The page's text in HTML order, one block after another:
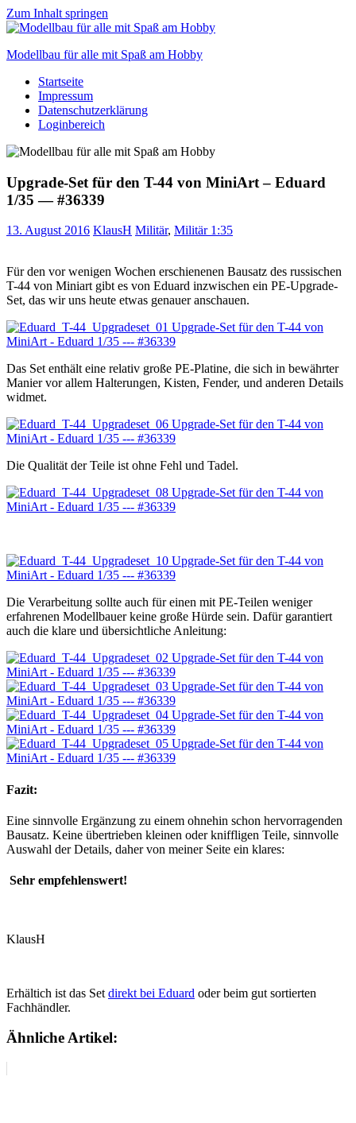
Zum Inhalt springen
Modellbau für alle mit Spaß am Hobby
Scale
modelling
to
Startseite
Impressum
Datenschutzerklärung
Loginbereich
Upgrade-Set für den T-44 von MiniArt – Eduard
1/35 — #36339
13. August 2016 KlausH Militär, Militär 1:35
Für den vor wenigen Wochen erschienenen Bausatz des russischen
T-44 von Miniart gibt es von Eduard inzwischen ein PE-Upgrade-
Set, das wir uns heute etwas genauer anschauen.
Das Set enthält eine relativ große PE-Platine, die sich in bewährter
Manier vor allem Halterungen, Kisten, Fender, und anderen Details
widmet.
Die Qualität der Teile ist ohne Fehl und Tadel.
Die Verarbeitung sollte auch für einen mit PE-Teilen weniger
erfahrenen Modellbauer keine große Hürde sein. Dafür garantiert
auch die klare und übersichtliche Anleitung:
Fazit:
Eine sinnvolle Ergänzung zu einem ohnehin schon hervorragenden
Bausatz. Keine übertrieben kleinen oder kniffligen Teile, sinnvolle
Auswahl der Details, daher von meiner Seite ein klares:
Sehr empfehlenswert!
KlausH
Erhältich ist das Set direkt bei Eduard oder beim gut sortierten
Fachhändler.
Ähnliche Artikel: